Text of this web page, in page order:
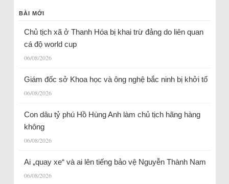
BÀI MỚI
Chủ tịch xã ở Thanh Hóa bị khai trừ đảng do liên quan
cá độ world cup
06/08/2026
Giám đốc sở Khoa học và ông nghệ bắc ninh bị khởi tố
06/08/2026
Con dâu tỷ phú Hồ Hùng Anh làm chủ tịch hãng hàng
không
06/08/2026
Ai „quay xe“ và ai lên tiếng bảo vệ Nguyễn Thành Nam
06/08/2026